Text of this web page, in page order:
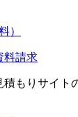
）
もりサイト